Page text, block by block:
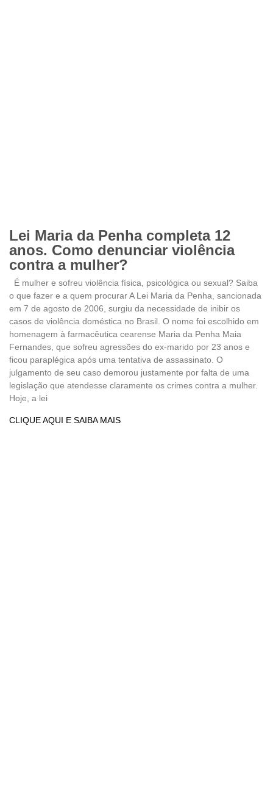
Lei Maria da Penha completa 12
anos. Como denunciar violência
contra a mulher?
É mulher e sofreu violência física, psicológica ou sexual? Saiba
o que fazer e a quem procurar A Lei Maria da Penha, sancionada
em 7 de agosto de 2006, surgiu da necessidade de inibir os
casos de violência doméstica no Brasil. O nome foi escolhido em
homenagem à farmacêutica cearense Maria da Penha Maia
Fernandes, que sofreu agressões do ex-marido por 23 anos e
ficou paraplégica após uma tentativa de assassinato. O
julgamento de seu caso demorou justamente por falta de uma
legislação que atendesse claramente os crimes contra a mulher.
Hoje, a lei
CLIQUE AQUI E SAIBA MAIS